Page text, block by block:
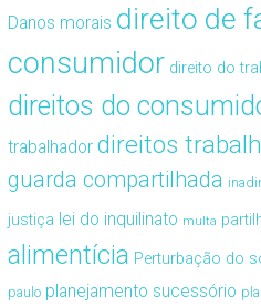
Danos morais direito de
consumidor direito do
direitos do
trabalhador direitos
guarda compartilhada
justiça lei do inquilinato multa
alimentícia Perturbação do
paulo planejamento sucessório